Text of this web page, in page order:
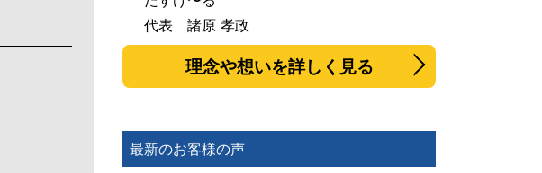
代表 諸原 孝政
理念や想いを詳しく見る
最新のお客様の声